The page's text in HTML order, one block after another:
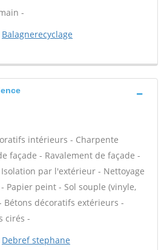
-
Balagnerecyclage
intérieurs - Charpente
façade - Ravalement de façade -
par l'extérieur - Nettoyage
Papier peint - Sol souple (vinyle,
Bétons décoratifs extérieurs -
cirés -
Debref stephane